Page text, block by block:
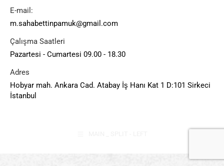
E-mail:
m.sahabettinpamuk@gmail.com
Çalışma Saatleri
Pazartesi - Cumartesi 09.00 - 18.30
Adres
Hobyar mah. Ankara Cad. Atabay İş Hanı Kat 1 D:101 Sirkeci
İstanbul